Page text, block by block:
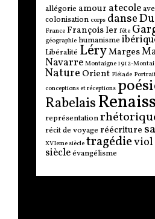
allégorie amour atecole
colonisation corps danse
France François Ier fête
géographie humanisme
Libéralité LéryMarges
Navarre Montaigne 1912-
Nature Orient Pléiade
conceptions et réceptions
Rabelais
représentation
récit de voyage réécriture
XVIeme siècle tragédieviol
siècleévangélisme